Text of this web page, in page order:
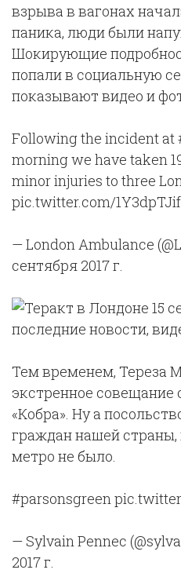
взрыва в вагонах
паника, люди были
Шокирующие
попали в социальную
показывают видео и
Following the incident at
morning we have taken
minor injuries to three
pic.twitter.com/
— London Ambulance
сентября 2017 г.
Тем временем, Тереза
экстренное совещание
«Кобра». Ну а
граждан нашей
метро не было.
#parsonsgreen
— Sylvain Pennec
2017 г.